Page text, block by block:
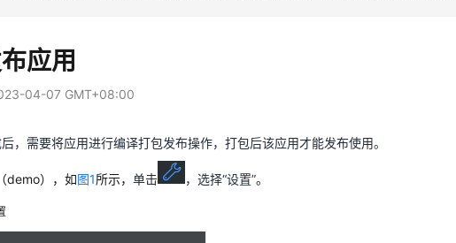
应用
04-07 GMT+08:00
，需要将应用进行编译打包发布操作，打包后该应用才能发布使用。
demo），如图1所示，单击 ，选择“设置”。